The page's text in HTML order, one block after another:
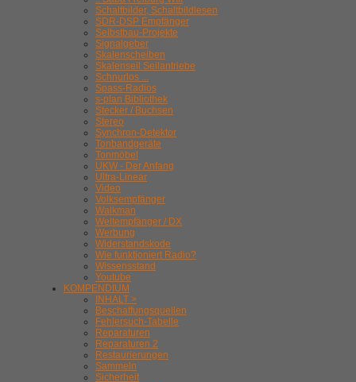
Schaltbilder, Schaltbildlesen
SDR-DSP Empfänger
Selbstbau-Projekte
Signalgeber
Skalenscheiben
Skalenseil Seilantriebe
Schnurlos ...
Spass-Radios
s-plan Bibliothek
Stecker / Buchsen
Stereo
Synchron-Detektor
Tonbandgeräte
Tonmöbel
UKW - Der Anfang
Ultra-Linear
Video
Volksempfänger
Walkman
Weltempfänger / DX
Werbung
Widerstandskode
Wie funktioniert Radio?
Wissensstand
Youtube
KOMPENDIUM
INHALT >
Beschaffungsquellen
Fehlersuch-Tabelle
Reparaturen
Reparaturen 2
Restaurierungen
Sammeln
Sicherheit